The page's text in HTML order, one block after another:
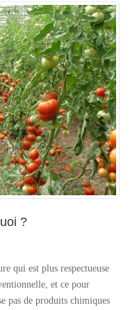
?
qui est plus respectueuse
et ce pour
pas de produits chimiques